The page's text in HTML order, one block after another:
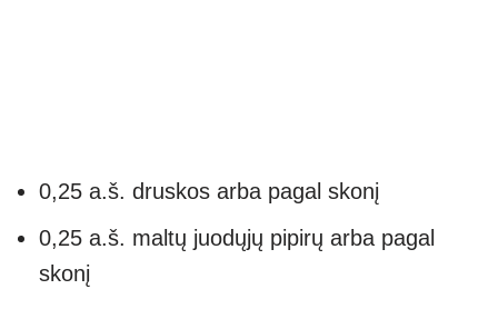
0,25 a.š. druskos arba pagal skonį
0,25 a.š. maltų juodųjų pipirų arba pagal
skonį